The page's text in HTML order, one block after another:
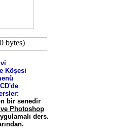
Köşesi
bir senedir
Photoshop
ders.